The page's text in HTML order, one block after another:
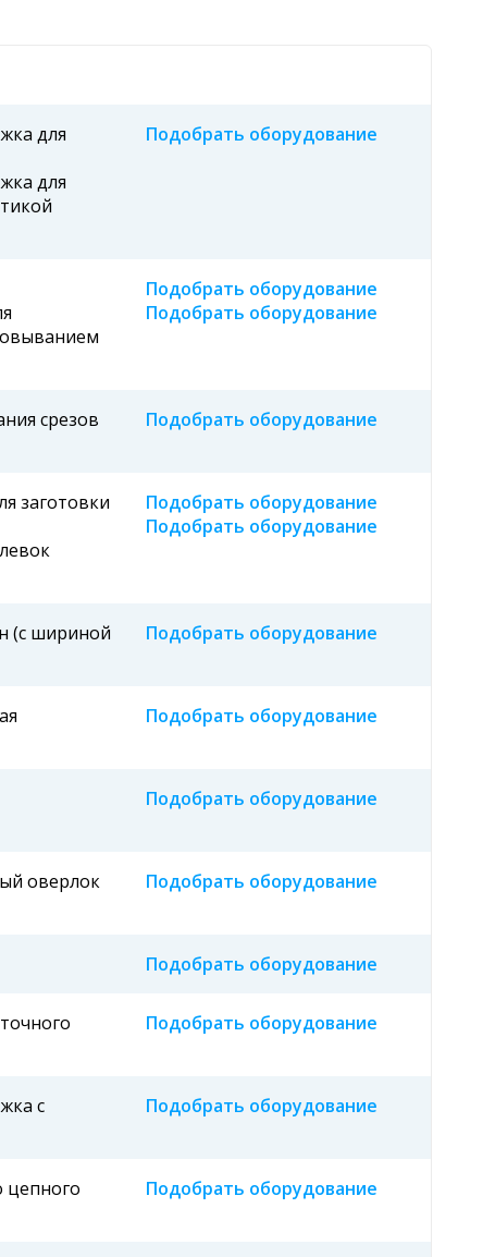
для
для
Подобрать оборудование
Подобрать оборудование
Подобрать оборудование
срезов Подобрать оборудование
заготовки
Подобрать оборудование
Подобрать оборудование
(с шириной
Подобрать оборудование
Подобрать оборудование
Подобрать оборудование
оверлок Подобрать оборудование
Подобрать оборудование
Подобрать оборудование
с
Подобрать оборудование
цепного
Подобрать оборудование